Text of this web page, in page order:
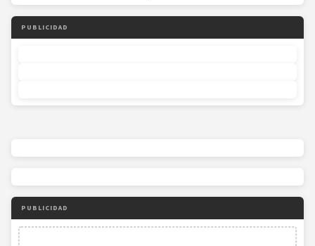
PUBLICIDAD
PUBLICIDAD